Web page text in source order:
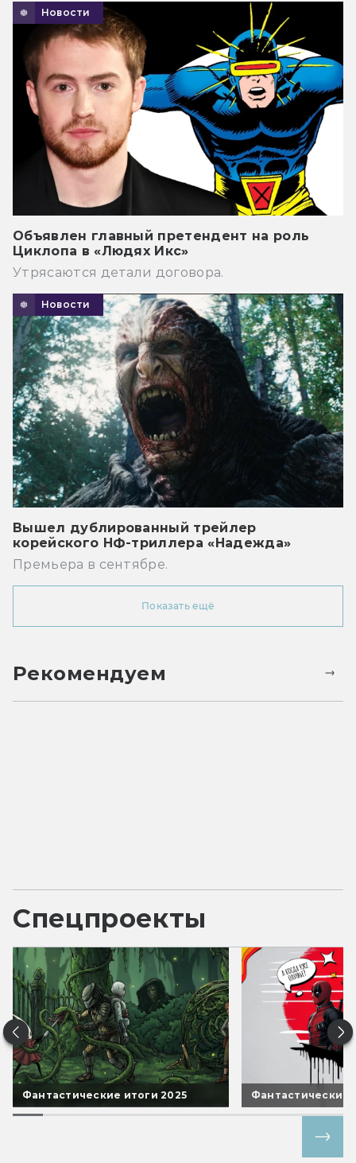
Новости
Объявлен главный претендент на роль
Циклопа в «Людях Икс»
Утрясаются детали договора.
Новости
Вышел дублированный трейлер
корейского НФ-триллера «Надежда»
Премьера в сентябре.
Показать ещё
Рекомендуем
Спецпроекты
Фантастические итоги 2025 Фантастические